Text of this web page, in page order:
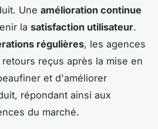
Une amélioration continue
la satisfaction utilisateur.
régulières, les agences
reçus après la mise en
et d'améliorer
répondant ainsi aux
du marché.